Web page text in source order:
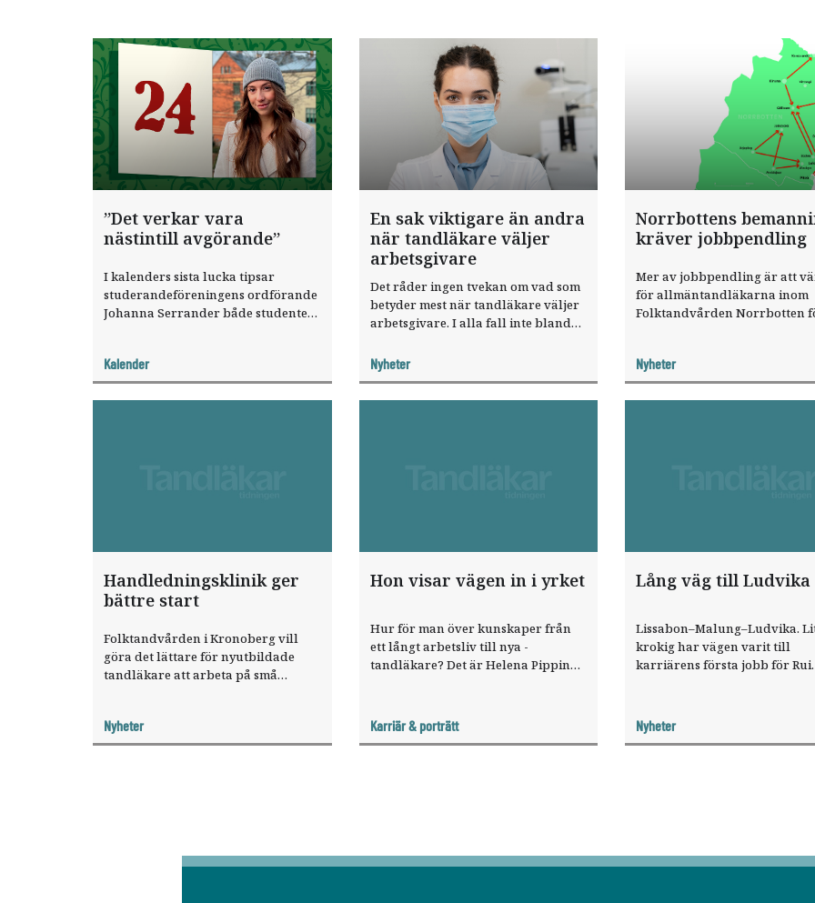
”Det verkar vara
nästintill avgörande”
I kalenders sista lucka tipsar
studerandeföreningens ordförande
Johanna Serrander både studenter
rekrytering. God jul!
Kalender
En sak viktigare än andra
när tandläkare väljer
arbetsgivare
Det råder ingen tvekan om vad som
betyder mest när tandläkare väljer
arbetsgivare. I alla fall inte bland
Tandläkartidningens senaste
webbenkät på sajten.
Nyheter
Norrbottens
kräver jobbpendling
Mer av jobbpendling är att
för allmäntandläkarna inom
Folktandvården Norrbotten
klinikstruktur ser inte ut att
någon skillnad.
Nyheter
Handledningsklinik ger
bättre start
Folktandvården i Kronoberg vill
göra det lättare för nyutbildade
tandläkare att arbeta på små
de nya jobba två dagar i veckan.
Målet är en bättre
Nyheter
Hon visar vägen in i yrket
Hur för man över kunskaper från
ett långt arbetsliv till nya ­
tandläkare? Det är Helena Pipping
Götaland.
Karriär & porträtt
Lång väg till Ludvika
Lissabon–Malung–Ludvika.
krokig har vägen varit till
karriärens första jobb för Rui
helt ny klinik och full
tandläkare.
Nyheter